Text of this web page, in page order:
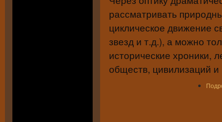
рассматривать
циклическое движение
звезд и т.д.), а можно
исторические хроники,
обществ, цивилизаций и